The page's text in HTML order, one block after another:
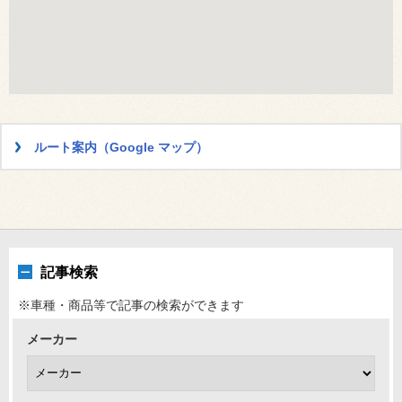
ルート案内（Google マップ）
記事検索
※車種・商品等で記事の検索ができます
メーカー